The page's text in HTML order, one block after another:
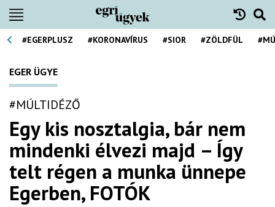
#EGERPLUSZ #KORONAVÍRUS #SIOR #ZÖLDFÜL
EGER ÜGYE
#MÚLTIDÉZŐ
Egy kis nosztalgia, bár nem
mindenki élvezi majd – Így
telt régen a munka ünnepe
Egerben, FOTÓK